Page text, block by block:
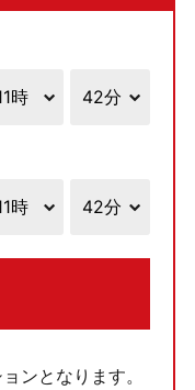
ンとなります。